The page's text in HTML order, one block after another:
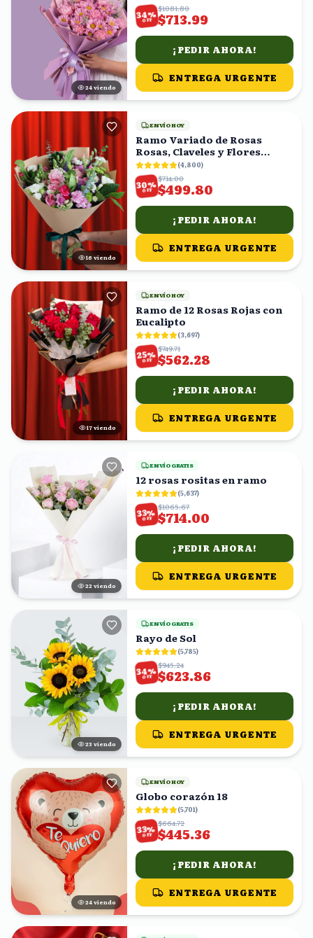
25 viendo
34%
OFF
$1081.80
$713.99
¡PEDIR AHORA!
ENTREGA URGENTE
17 viendo
ENVÍO HOY
Ramo Variado de Rosas
Rosas, Claveles y Flores
Mixtas con Eucalipto
(4,800)
30%
OFF
$714.00
$499.80
¡PEDIR AHORA!
ENTREGA URGENTE
17 viendo
ENVÍO HOY
Ramo de 12 Rosas Rojas con
Eucalipto
(3,697)
25%
OFF
$749.71
$562.28
¡PEDIR AHORA!
ENTREGA URGENTE
23 viendo
ENVÍO GRATIS
12 rosas rositas en ramo
(5,637)
33%
OFF
$1065.67
$714.00
¡PEDIR AHORA!
ENTREGA URGENTE
22 viendo
ENVÍO GRATIS
Rayo de Sol
(5,785)
34%
OFF
$945.24
$623.86
¡PEDIR AHORA!
ENTREGA URGENTE
24 viendo
ENVÍO HOY
Globo corazón 18
(5,701)
33%
OFF
$664.72
$445.36
¡PEDIR AHORA!
ENTREGA URGENTE